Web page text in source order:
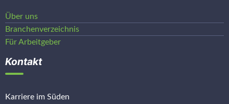
Über uns
Branchenverzeichnis
Für Arbeitgeber
Kontakt
Karriere im Süden